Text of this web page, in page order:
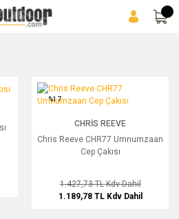
Chris Reeve CHR77 Umnumzaan Cep
%17
CHRIS REEVE
Chris Reeve CHR77 Umnumzaan
Cep Çakısı
1.427,73 TLKdv Dahil
1.189,78 TL Kdv Dahil